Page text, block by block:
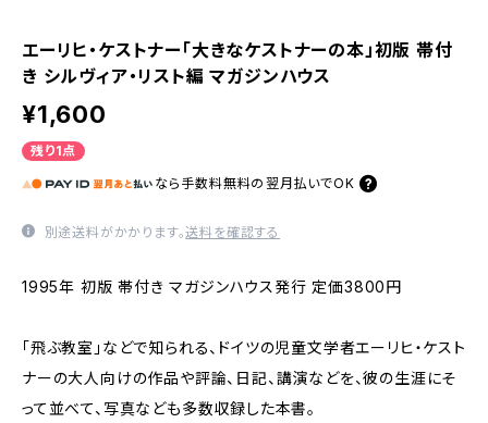
エーリヒ・ケストナー「大きなケストナーの本」初版 帯付
き シルヴィア・リスト編 マガジンハウス
¥1,600
残り1点
なら 手数料無料の 翌月払いでOK
別途送料がかかります。送料を確認する
1995年 初版 帯付き マガジンハウス発行 定価3800円
「飛ぶ教室」などで知られる、ドイツの児童文学者エーリヒ・ケスト
ナーの大人向けの作品や評論、日記、講演などを、彼の生涯にそ
って並べて、写真なども多数収録した本書。